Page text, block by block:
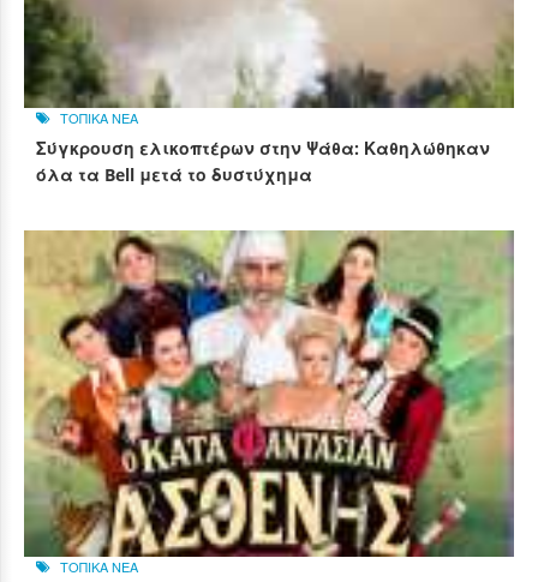
ΤΟΠΙΚΑ ΝΕΑ
Σύγκρουση ελικοπτέρων στην Ψάθα: Καθηλώθηκαν
όλα τα Bell μετά το δυστύχημα
ΤΟΠΙΚΑ ΝΕΑ